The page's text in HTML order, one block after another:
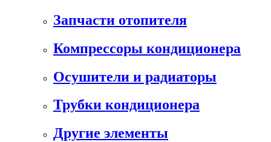
Запчасти отопителя
Компрессоры кондиционера
Осушители и радиаторы
Трубки кондиционера
Другие элементы